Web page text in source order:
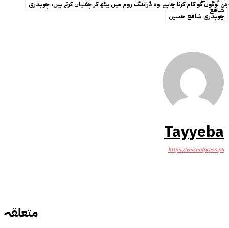
متعلقہ
جن لوگوں کو کام کرنا چاہیے وہ ڈرائنگ روم میں بیٹھ کر چغلیاں کرتے ہیں، چوہدری
شافع
چوہدری شافع حسین
Tayyeba
https://voiceofpress.pk